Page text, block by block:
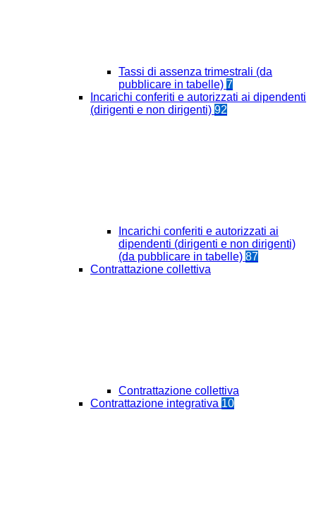
Tassi di assenza trimestrali (da
pubblicare in tabelle) 7
Incarichi conferiti e autorizzati ai dipendenti
(dirigenti e non dirigenti) 92
Incarichi conferiti e autorizzati ai
dipendenti (dirigenti e non dirigenti)
(da pubblicare in tabelle) 87
Contrattazione collettiva
Contrattazione collettiva
Contrattazione integrativa 10